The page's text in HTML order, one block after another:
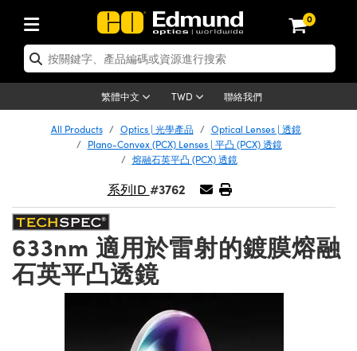
0
繁體中文 TWD 聯絡我們
| 光學產品
| 反射鏡
Diffusers | 窗鏡或擴散片
Optics | 偏振光學元件
| 分光鏡
Optics | 雷射光學
| 雷射透鏡
| 超快光學
器
| 光機組件
System | 光學籠式系統
Mounts | 台式光學安裝座
and Breadboards | 光學平臺
| 電動平臺
and Slides | 平臺和滑塊
| 顯微鏡
| Mitutoyo 物鏡
| Olympus 物鏡
| ZEISS 物鏡
Upright Microscopes
Objectives | 有限共軛物鏡
| 雷射
and Electronics | 雷射
| 雷射防護
| 雷射用光機模組
Lenses | 成像鏡頭
Lenses | 定焦鏡頭
| 遠心鏡頭
(S-Mount Lenses) | M12 鏡頭 (S
Magnification Lenses
Objectives | 顯微鏡物鏡
Lenses for Harsh Environments
| 相機
Cameras | Gigabit乙太網相
Cameras | Teledyne Dalsa
Microscopy Cameras
and Illumination | 照明
Lighting | 機器視覺光源
Lighting |顯微鏡照明
Lighting | 寬譜光源
Sources | 其他光源
Accessories | 光源配件
Targets | 測試板
Targets | 解析度測試板
Targets | 畸變測試版
& Stage Micrometers | 圖像
Level Test Targets | 色卡測試板
| USAF 測試版
and Detection | 測試與監測
| 光學度量
Solutions | 機器視覺方案
測器
放大器
and Production | 實驗室和生產
| 清潔用品
Handling Tools | 零件夾持用品
| 光學膠
Products | Acktar 黑色吸
Accessories | UV固化設備
應用選購
Imaging
By Brand
Products | 新品專區
Lenses
| 清倉品
| 清倉光學產品
| 清倉光機組件
| 清倉顯微鏡
Lenses | 清倉成像鏡頭
Products | 重新認證產
| 重新認證光學產品
| 重新認證光機
| 重新認證雷射
| 重新認證顯微鏡
Lenses | 重新認證成像鏡
All Products Optics | 光學產品
Optical Lenses | 透鏡
Plano-Convex (PCX) Lenses | 平凸 (PCX) 透鏡
熔融石英平凸 (PCX) 透鏡
系列ID #3762
633nm 適用於雷射的鍍膜熔融
石英平凸透鏡